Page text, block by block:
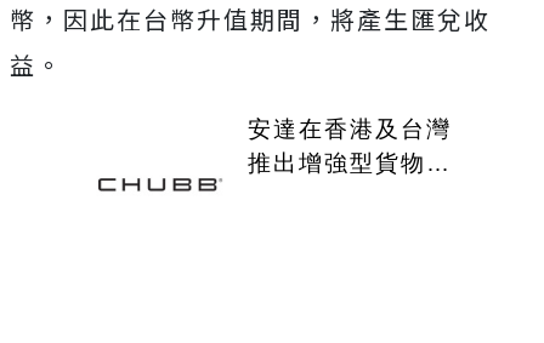
幣，因此在台幣升值期間，將產生匯兌收
益。
安達在香港及台灣
推出增強型貨物保